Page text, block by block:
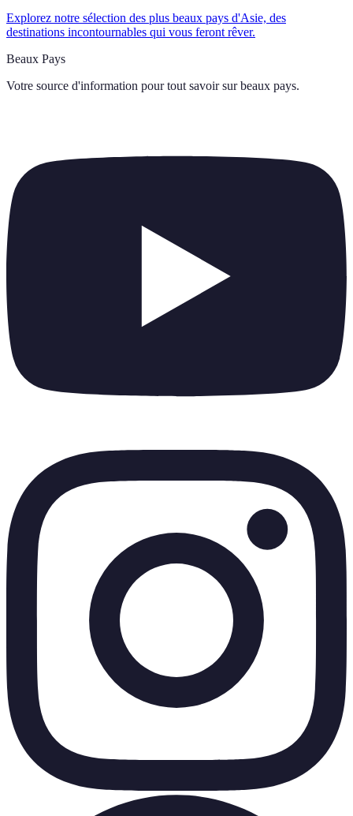
Explorez notre sélection des plus beaux pays d'Asie, des
destinations incontournables qui vous feront rêver.
Beaux Pays
Votre source d'information pour tout savoir sur beaux pays.